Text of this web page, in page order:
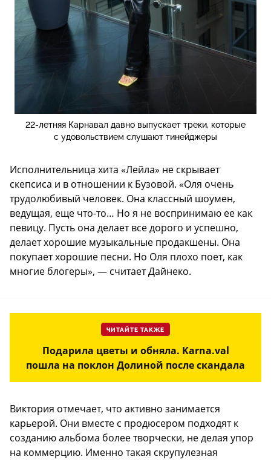
22-летняя Карнавал давно выпускает треки, которые
с удовольствием слушают тинейджеры
Исполнительница хита «Лейла» не скрывает
скепсиса и в отношении к Бузовой. «Оля очень
трудолюбивый человек. Она классный шоумен,
ведущая, еще что-то… Но я не воспринимаю ее как
певицу. Пусть она делает все дорого и успешно,
делает хорошие музыкальные продакшены. Она
покупает хорошие песни. Но Оля плохо поет, как
многие блогеры», — считает Дайнеко.
ЧИТАЙТЕ ТАКЖЕ
Подарила цветы и обняла. Karna.val
пошла на поклон Долиной после скандала
Виктория отмечает, что активно занимается
карьерой. Они вместе с продюсером подходят к
созданию альбома более творчески, не делая упор
на коммерцию. Именно такая скрупулезная